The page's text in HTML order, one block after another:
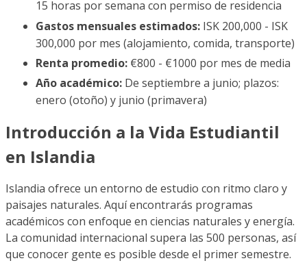
15 horas por semana con permiso de residencia
Gastos mensuales estimados: ISK 200,000 - ISK
300,000 por mes (alojamiento, comida, transporte)
Renta promedio: €800 - €1000 por mes de media
Año académico: De septiembre a junio; plazos:
enero (otoño) y junio (primavera)
Introducción a la Vida Estudiantil
en Islandia
Islandia ofrece un entorno de estudio con ritmo claro y
paisajes naturales. Aquí encontrarás programas
académicos con enfoque en ciencias naturales y energía.
La comunidad internacional supera las 500 personas, así
que conocer gente es posible desde el primer semestre.